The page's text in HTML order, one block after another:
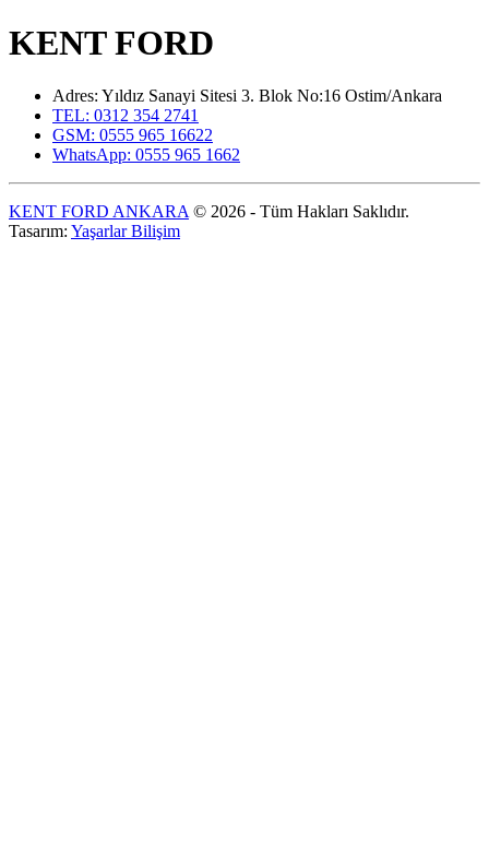
KENT FORD
Adres: Yıldız Sanayi Sitesi 3. Blok No:16 Ostim/Ankara
TEL: 0312 354 2741
GSM: 0555 965 16622
WhatsApp: 0555 965 1662
KENT FORD ANKARA © 2026 - Tüm Hakları Saklıdır.
Tasarım: Yaşarlar Bilişim